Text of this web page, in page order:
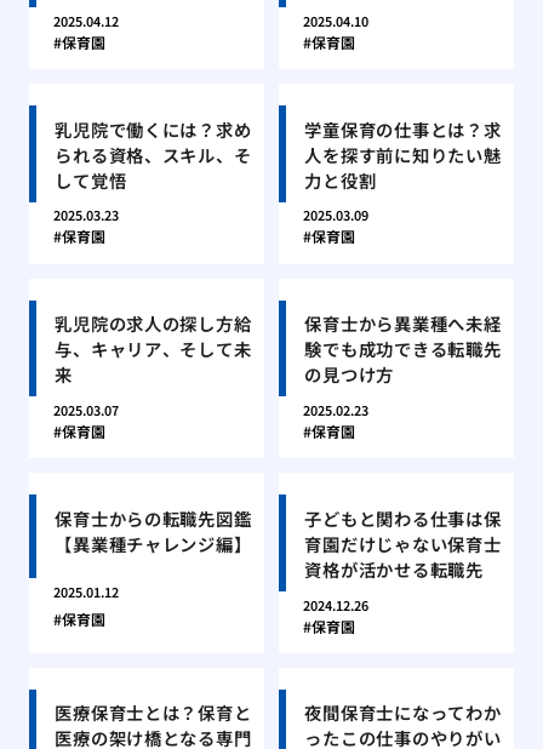
2025.04.12
保育園
2025.04.10
保育園
乳児院で働くには？求め
られる資格、スキル、そ
して覚悟
2025.03.23
保育園
学童保育の仕事とは？求
人を探す前に知りたい魅
力と役割
2025.03.09
保育園
乳児院の求人の探し方給
与、キャリア、そして未
来
2025.03.07
保育園
保育士から異業種へ未経
験でも成功できる転職先
の見つけ方
2025.02.23
保育園
保育士からの転職先図鑑
【異業種チャレンジ編】
2025.01.12
保育園
子どもと関わる仕事は保
育園だけじゃない保育士
資格が活かせる転職先
2024.12.26
保育園
医療保育士とは？保育と
医療の架け橋となる専門
夜間保育士になってわか
ったこの仕事のやりがい